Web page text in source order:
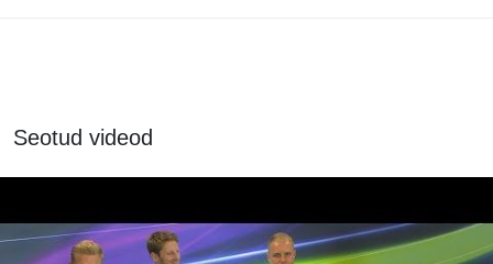
Seotud videod